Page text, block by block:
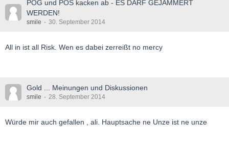
POG und POS kacken ab - ES DARF GEJAMMERT
WERDEN!
smile 30. September 2014
All in ist all Risk. Wen es dabei zerreißt no mercy
Gold ... Meinungen und Diskussionen
smile 28. September 2014
Würde mir auch gefallen , ali. Hauptsache ne Unze ist ne unze